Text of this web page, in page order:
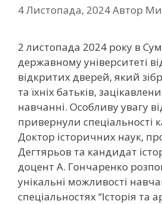
4 Листопада, 2024Автор
2 листопада 2024 року в
державному університеті
відкритих дверей, який
та їхніх батьків,
навчанні. Особливу увагу
привернули спеціальності
Доктор історичних наук,
Дегтярьов та кандидат
доцент А. Гончаренко
унікальні можливості
спеціальностях “Історія та